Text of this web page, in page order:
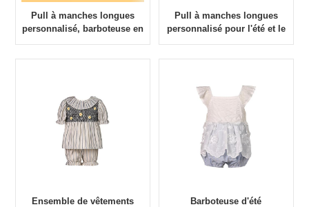
Pull à manches longues
personnalisé, barboteuse en
velours côtelé pour bébé,
Pull à manches longues
personnalisé pour l'été et le
printemps, barboteuse en
Ensemble de vêtements
Barboteuse d'été